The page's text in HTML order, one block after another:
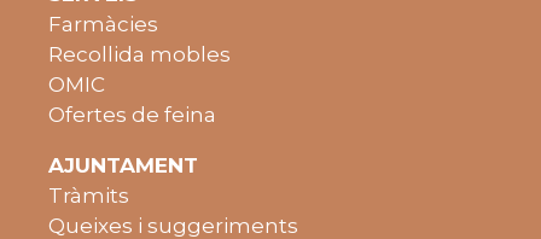
Farmàcies
Recollida mobles
OMIC
Ofertes de feina
AJUNTAMENT
Tràmits
Queixes i suggeriments